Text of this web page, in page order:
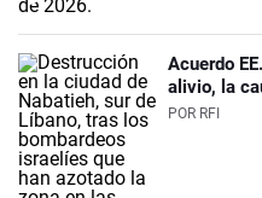
Acuerdo
alivio, la
POR RFI